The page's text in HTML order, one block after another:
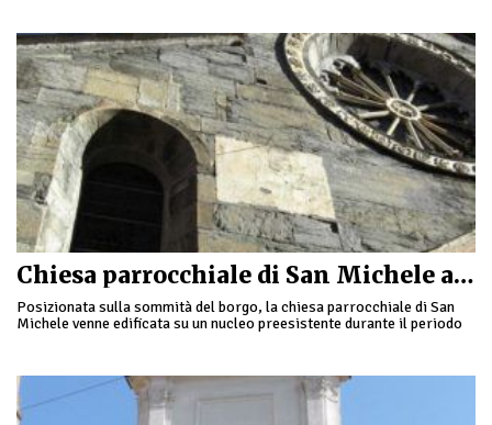
Chiesa parrocchiale di San Michele a Pigna
Posizionata sulla sommità del borgo, la chiesa parrocchiale di San
Michele venne edificata su un nucleo preesistente durante il periodo